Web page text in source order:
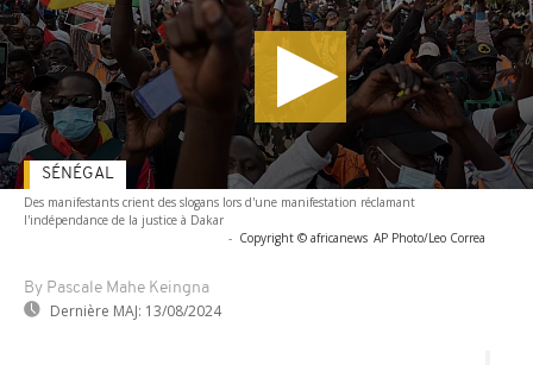
Des manifestants crient des slogans lors d'une manifestation réclamant
l'indépendance de la justice à Dakar
- Copyright © africanews AP Photo/Leo Correa
By Pascale Mahe Keingna
Dernière MAJ: 13/08/2024
SÉNÉGAL